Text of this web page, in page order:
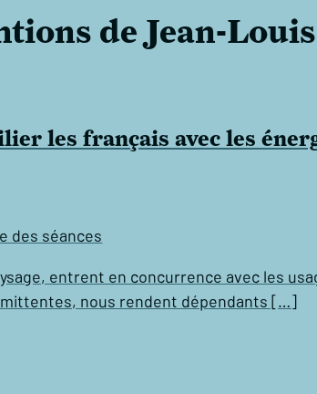
de Jean-
les français avec les
des séances
entrent en concurrence avec les
nous rendent dépendants […]